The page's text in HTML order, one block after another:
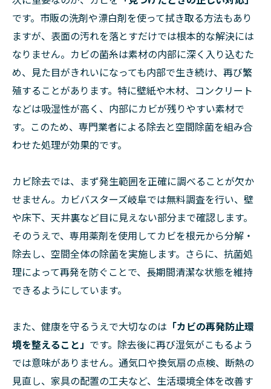
です。市販の洗剤や漂白剤を使って拭き取る方法もあり
ますが、表面の汚れを落とすだけでは根本的な解決には
なりません。カビの菌糸は素材の内部に深く入り込むた
め、見た目がきれいになっても内部で生き続け、再び繁
殖することがあります。特に壁紙や木材、コンクリート
などは吸湿性が高く、内部にカビが残りやすい素材で
す。このため、専門業者による除去と空間除菌を組み合
わせた処理が効果的です。
カビ除去では、まず発生範囲を正確に調べることが欠か
せません。カビバスターズ岐阜では無料調査を行い、壁
や床下、天井裏など目に見えない部分まで確認します。
そのうえで、専用薬剤を使用してカビを根元から分解・
除去し、空間全体の除菌を実施します。さらに、抗菌処
理によって再発を防ぐことで、長期間清潔な状態を維持
できるようにしています。
また、健康を守るうえで大切なのは 「カビの再発防止環
境を整えること」 です。除去後に再び湿気がこもるよう
では意味がありません。通気口や換気扇の点検、断熱の
見直し、家具の配置の工夫など、生活環境全体を改善す